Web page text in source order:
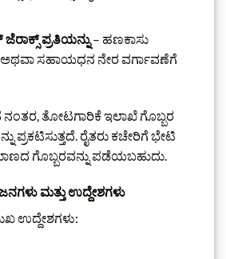
ಪ್ರತಿಯನ್ನು– ಹಣಕಾಸು
ಅಥವಾ ಸಹಾಯಧನ ನೇರ ವರ್ಗಾವಣೆಗೆ
ತೋಟಗಾರಿಕೆ ಇಲಾಖೆ ಗೊಬ್ಬರ
ಪ್ರಕಟಿಸುತ್ತದೆ. ರೈತರು ಕಚೇರಿಗೆ ಭೇಟಿ
ಗೊಬ್ಬರವನ್ನು ಪಡೆಯಬಹುದು.
ಮತ್ತು ಉದ್ದೇಶಗಳು
ಉದ್ದೇಶಗಳು: